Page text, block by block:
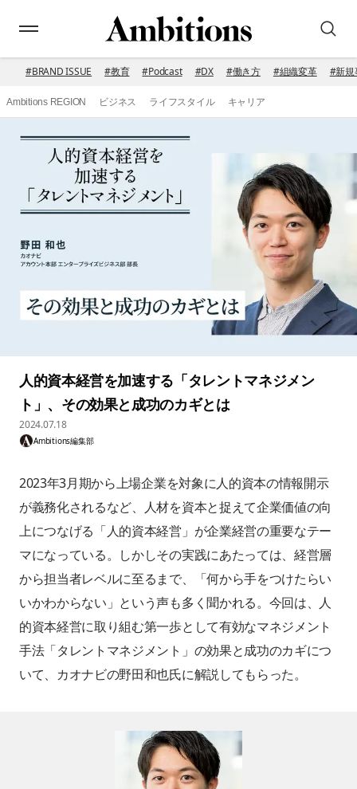
#BRAND ISSUE #教育 #Podcast #DX #働き方 #組織変革 #新規
Ambitions REGION ビジネス ライフスタイル キャリア
人的資本経営を加速する「タレントマネジメン
ト」、その効果と成功のカギとは
2024.07.18
Ambitions編集部
2023年3月期から上場企業を対象に人的資本の情報開示
が義務化されるなど、人材を資本と捉えて企業価値の向
上につなげる「人的資本経営」が企業経営の重要なテー
マになっている。しかしその実践にあたっては、経営層
から担当者レベルに至るまで、「何から手をつけたらい
いかわからない」という声も多く聞かれる。今回は、人
的資本経営に取り組む第一歩として有効なマネジメント
手法「タレントマネジメント」の効果と成功のカギにつ
いて、カオナビの野田和也氏に解説してもらった。